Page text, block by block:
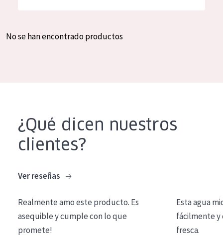
Crema de día
Crema de noche
Limpieza
COLECCIÓN
Spanish
No se han encontrado productos
¿Qué dicen nuestros
clientes?
Ver reseñas
Realmente amo este producto. Es
asequible y cumple con lo que
promete!
Esta agua
fácilmente y
fresca.